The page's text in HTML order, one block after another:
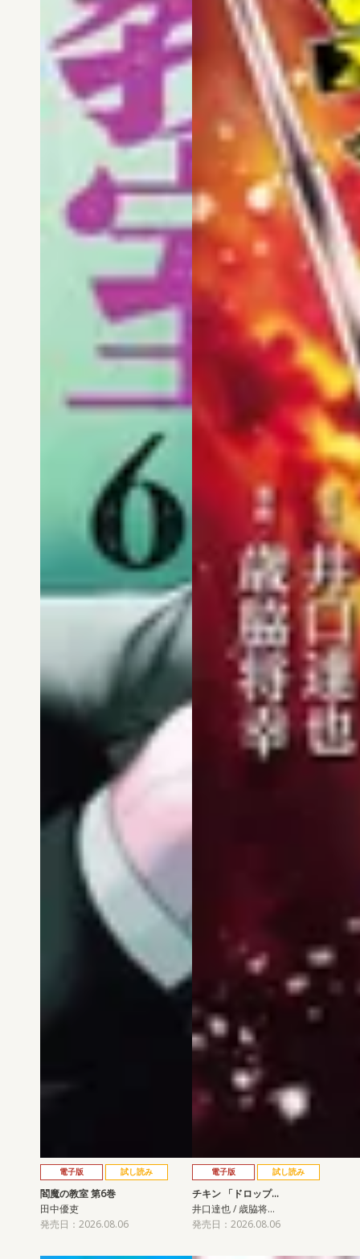
電子版 試し読み
閻魔の教室 第6巻
田中優吏
発売日：2026.08.06
電子版 試し読み
チキン 「ドロップ…
井口達也 / 歳脇将…
発売日：2026.08.06